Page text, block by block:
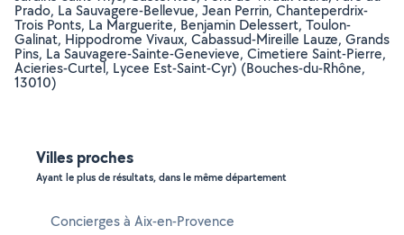
Prado, La Sauvagere-Bellevue, Jean Perrin, Chanteperdrix-
Trois Ponts, La Marguerite, Benjamin Delessert, Toulon-
Galinat, Hippodrome Vivaux, Cabassud-Mireille Lauze, Grands
Pins, La Sauvagere-Sainte-Genevieve, Cimetiere Saint-Pierre,
Acieries-Curtel, Lycee Est-Saint-Cyr) (Bouches-du-Rhône,
13010)
Villes proches
Ayant le plus de résultats, dans le même département
Concierges à Aix-en-Provence